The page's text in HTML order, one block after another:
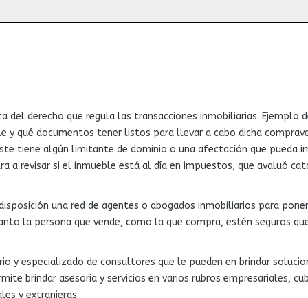
del derecho que regula las transacciones inmobiliarias. Ejemplo
qué documentos tener listos para llevar a cabo dicha
tiene algún limitante de dominio o una afectación que pueda
revisar si el inmueble está al día en impuestos, que avaluó
una red de agentes o abogados inmobiliarios para
la persona que vende, como la que compra, estén seguros
y especializado de consultores que le pueden en brindar
brindar asesoría y servicios en varios rubros empresariales,
y extranjeras.